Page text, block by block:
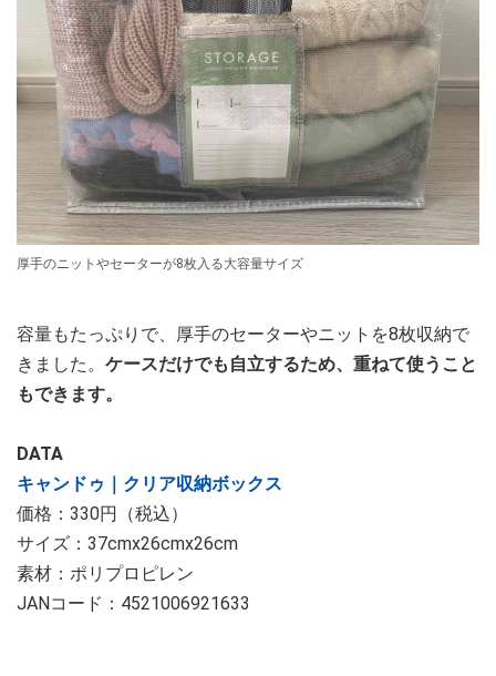
厚手のニットやセーターが8枚入る大容量サイズ
容量もたっぷりで、厚手のセーターやニットを8枚収納で
きました。 ケースだけでも自立するため、重ねて使うこと
もできます。
DATA
キャンドゥ｜クリア収納ボックス
価格：330円（税込）
サイズ：37cmx26cmx26cm
素材：ポリプロピレン
JANコード：4521006921633